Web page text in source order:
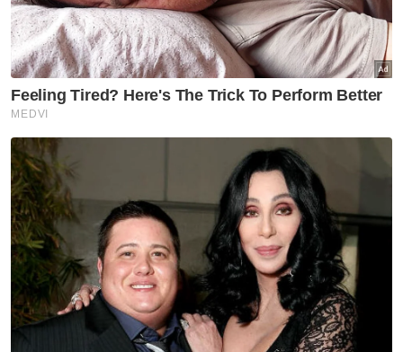
Polis Daerah Timur Laut untuk tindakan
lanjut," katanya.
Muat turun aplikasi Sinar Harian.Klik di sini!